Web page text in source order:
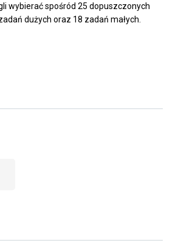
wybierać spośród 25 dopuszczonych
dużych oraz 18 zadań małych.